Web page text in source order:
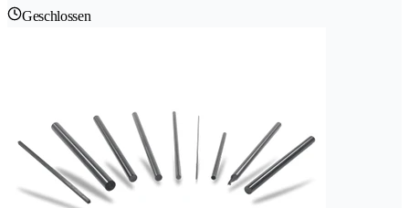
Geschlossen